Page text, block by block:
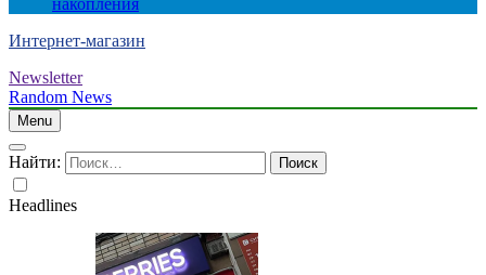
накопления
Интернет-магазин
Newsletter
Random News
Menu
Найти:
Headlines